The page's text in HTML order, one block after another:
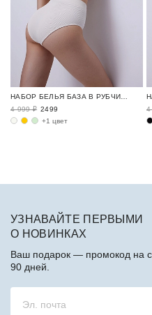
4 999 ₽ 2499
+1 цвет
4
УЗНАВАЙТЕ ПЕРВЫМИ
О НОВИНКАХ
Ваш подарок — промокод на
90 дней.